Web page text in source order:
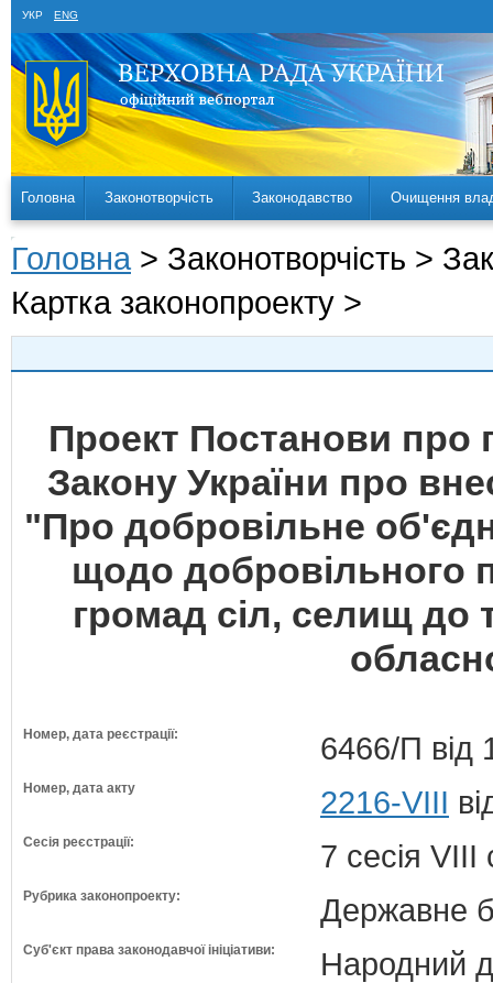
УКР ENG
Головна Законотворчість Законодавство Очищення
Головна > Законотворчість >
Картка законопроекту >
Проект Постанови про
Закону України про
"Про добровільне
щодо добровільного
громад сіл, селищ до
Номер, дата реєстрації: 6466/П від
Номер, дата акту 2216-VIII
Сесія реєстрації: 7 сесія VIII
Рубрика законопроекту: Державне
Суб'єкт права законодавчої ініціативи: Народний